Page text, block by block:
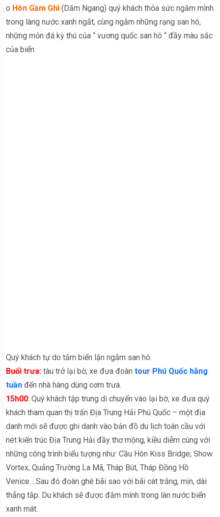
o Hòn Gầm Ghì (Dăm Ngang) quý khách thỏa sức ngăm mình
trong làng nước xanh ngắt, cùng ngắm những rạng san hô,
những mỏn đá kỳ thú của “ vương quốc san hô “ đầy màu sắc
của biển
Quý khách tự do tắm biển lặn ngắm san hô.
Buổi trưa: tàu trở lại bờ, xe đưa đoàn tour Phú Quốc hằng
tuần đến nhà hàng dùng cơm trưa.
15h00: Quý khách tập trung di chuyển vào lại bờ, xe đưa quý
khách tham quan thị trấn Địa Trung Hải Phú Quốc – một địa
danh mới sẽ được ghi danh vào bản đồ du lịch toàn cầu với
nét kiến trúc Địa Trung Hải đầy thơ mộng, kiều diễm cùng với
những công trình biểu tượng như: Cầu Hôn Kiss Bridge; Show
Vortex, Quảng Trường La Mã, Tháp Bút, Tháp Đồng Hồ
Venice….Sau đó đoàn ghé bãi sao với bãi cát trắng, mịn, dài
thẳng tắp. Du khách sẽ được đắm mình trong làn nước biển
xanh mát.